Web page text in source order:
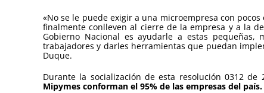
«No se le puede exigir a una microempresa con
finalmente conlleven al cierre de la empresa y a la
Gobierno Nacional es ayudarle a estas
trabajadores y darles herramientas que puedan
Duque.
Durante la socialización de esta resolución 0312
Mipymes conforman el 95% de las empresas del país.